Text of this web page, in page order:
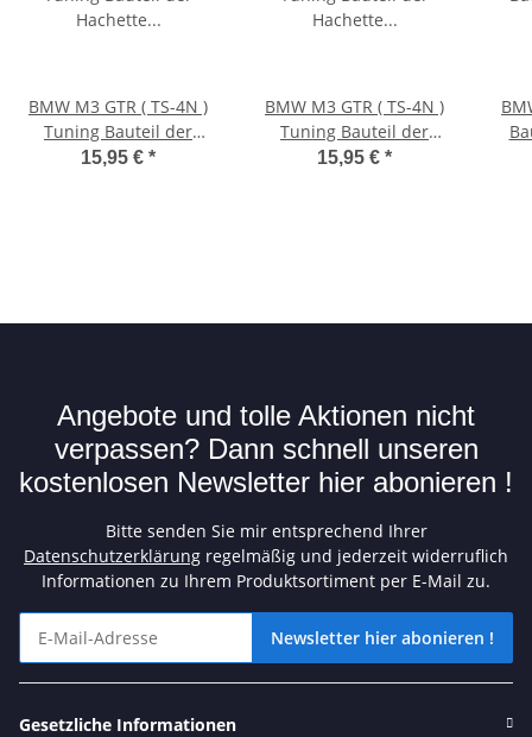
BMW M3 GTR ( TS-4N )
Tuning Bauteil der
Hachette Sammelserie
15,95 € *
BMW M3 GTR ( TS-4N )
Tuning Bauteil der
Hachette Sammelserie
15,95 € *
Angebote und tolle Aktionen nicht
verpassen? Dann schnell unseren
kostenlosen Newsletter hier abonieren !
Bitte senden Sie mir entsprechend Ihrer
Datenschutzerklärung regelmäßig und jederzeit widerruflich
Informationen zu Ihrem Produktsortiment per E-Mail zu.
Newsletter hier abonieren !
Gesetzliche Informationen